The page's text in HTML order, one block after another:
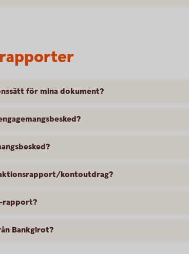
för mina dokument?
kontoutdrag?
rapport?
Bankgirot?